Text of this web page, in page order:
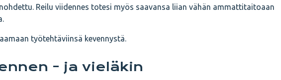
Reilu viidennes totesi myös saavansa liian vähän ammattitaitoaan
työtehtäviinsä kevennystä.
- ja vieläkin